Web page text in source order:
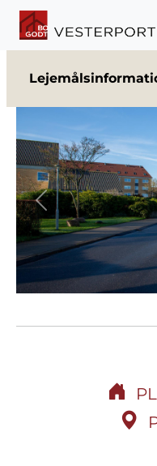
Gå til hovedindhold
Previous